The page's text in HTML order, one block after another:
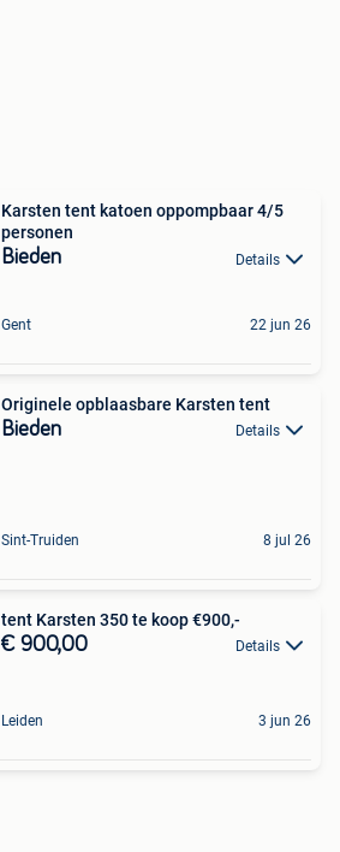
Karsten tent katoen oppompbaar 4/5
personen
Bieden Details
Gent 22 jun 26
Originele opblaasbare Karsten tent
Bieden Details
Sint-Truiden 8 jul 26
tent Karsten 350 te koop €900,-
€ 900,00 Details
Leiden 3 jun 26